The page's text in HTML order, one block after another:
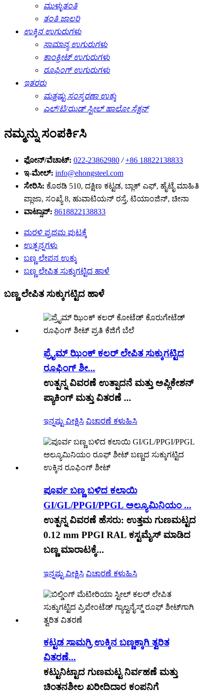
ಮುಳ್ಳುತಂತಿ
ತಂತಿ ಜಾಲರಿ
ಉಕ್ಕಿನ ಉಗುರುಗಳು
ಸಾಮಾನ್ಯ ಉಗುರುಗಳು
ಕಾಂಕ್ರೀಟ್ ಉಗುರುಗಳು
ರೂಫಿಂಗ್ ಉಗುರುಗಳು
ಇತರರು
ಮತ್ತಷ್ಟು ಸಂಸ್ಕರಣಾ ಉಕ್ಕು
ಎಲ್/ಟಿ/ಝಡ್ ಸ್ಟೀಲ್ ಹಾಲೋ ಸೆಕ್ಷನ್
ನಮ್ಮನ್ನು ಸಂಪರ್ಕಿಸಿ
ಫೋನ್/ವೆಚಾಟ್: 022-23862980 / +86 18822138833
ಇ-ಮೇಲ್: info@ehongsteel.com
ಸೇರಿಸಿ: ಕೊಠಡಿ 510, ದಕ್ಷಿಣ ಕಟ್ಟಡ, ಬ್ಲಾಕ್ ಎಫ್, ಹೈಟೈ ಮಾಹಿತಿ
ಪ್ಲಾಜಾ, ಸಂಖ್ಯೆ 8, ಹುವಾಟಿಯನ್ ರಸ್ತೆ, ಟಿಯಾಂಜಿನ್, ಚೀನಾ
ವಾಟ್ಸಾಪ್: 8618822138833
ಮರಳಿ ಪ್ರಥಮ ಪುಟಕ್ಕೆ
ಉತ್ಪನ್ನಗಳು
ಬಣ್ಣ ಲೇಪನ ಉಕ್ಕು
ಬಣ್ಣ ಲೇಪಿತ ಸುಕ್ಕುಗಟ್ಟಿದ ಹಾಳೆ
ಬಣ್ಣ ಲೇಪಿತ ಸುಕ್ಕುಗಟ್ಟಿದ ಹಾಳೆ
ಪ್ರೈಮ್ ಝಿಂಕ್ ಕಲರ್ ಲೇಪಿತ ಸುಕ್ಕುಗಟ್ಟಿದ
ರೂಫಿಂಗ್ ಶೀ...
ಉತ್ಪನ್ನ ವಿವರಣೆ ಉತ್ಪಾದನೆ ಮತ್ತು ಅಪ್ಲಿಕೇಶನ್
ಪ್ಯಾಕಿಂಗ್ ಮತ್ತು ವಿತರಣೆ ...
ಇನ್ನಷ್ಟು ವೀಕ್ಷಿಸಿ ವಿಚಾರಣೆ ಕಳುಹಿಸಿ
ಪೂರ್ವ ಬಣ್ಣ ಬಳಿದ ಕಲಾಯಿ
GI/GL/PPGI/PPGL ಅಲ್ಯೂಮಿನಿಯಂ ...
ಉತ್ಪನ್ನ ವಿವರಣೆ ಹೆಸರು: ಉತ್ತಮ ಗುಣಮಟ್ಟದ
0.12 mm PPGI RAL ಕಸ್ಟಮೈಸ್ ಮಾಡಿದ
ಬಣ್ಣ ಮಾರಾಟಕ್ಕೆ...
ಇನ್ನಷ್ಟು ವೀಕ್ಷಿಸಿ ವಿಚಾರಣೆ ಕಳುಹಿಸಿ
ಕಟ್ಟಡ ಸಾಮಗ್ರಿ ಉಕ್ಕಿನ ಬಣ್ಣಕ್ಕಾಗಿ ತ್ವರಿತ
ವಿತರಣೆ...
ಕಟ್ಟುನಿಟ್ಟಾದ ಗುಣಮಟ್ಟ ನಿರ್ವಹಣೆ ಮತ್ತು
ಚಿಂತನಶೀಲ ಖರೀದಿದಾರ ಕಂಪನಿಗೆ